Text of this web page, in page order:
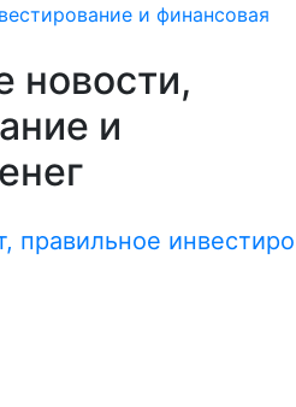
новости,
и